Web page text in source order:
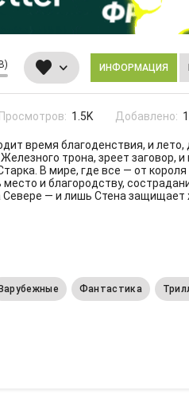
ИНФОРМАЦИЯ
Просмотров: 1.5K Добавлено:
время благоденствия, и
трона, зреет заговор,
В мире, где все — от
место и благородству,
Севере — и лишь Стена защищает
Фантастика